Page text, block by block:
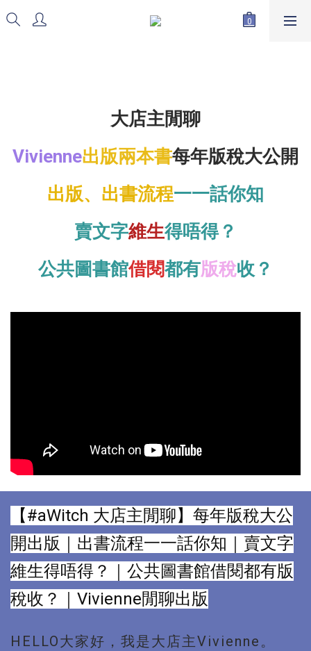
大店主閒聊
Vivienne出版兩本書每年版稅大公開
出版、出書流程一一話你知
賣文字維生得唔得？
公共圖書館借閱都有版稅收？
【#aWitch 大店主閒聊】 每年版稅大公
開出版｜出書流程一一話你知｜賣文字
維生得唔得？｜公共圖書館借閱都有版
稅收？｜Vivienne閒聊出版
HELLO大家好，我是大店主Vivienne。